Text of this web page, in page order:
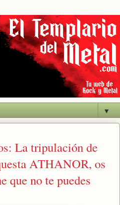
▼
La tripulación de
ATHANOR, os
que no te puedes